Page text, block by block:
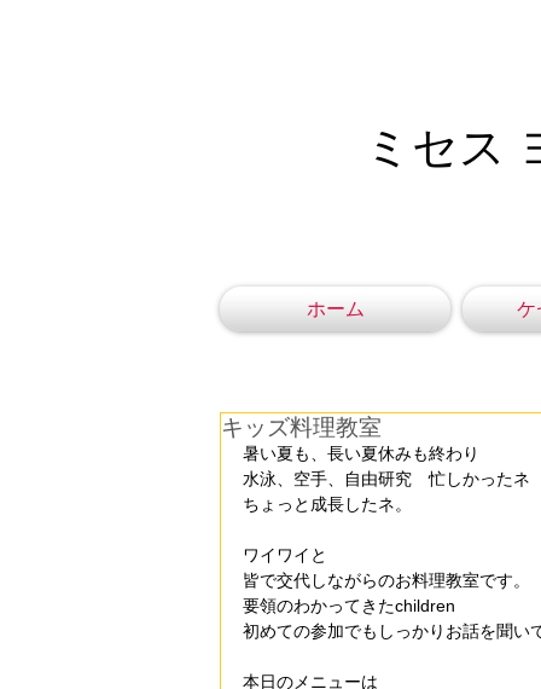
ミセス
ホーム ケ
キッズ料理教室
暑い夏も、長い夏休みも終わり
水泳、空手、自由研究　忙しかったネ
ちょっと成長したネ。
ワイワイと
皆で交代しながらのお料理教室です。
要領のわかってきたchildren
初めての参加でもしっかりお話を聞い
本日のメニューは